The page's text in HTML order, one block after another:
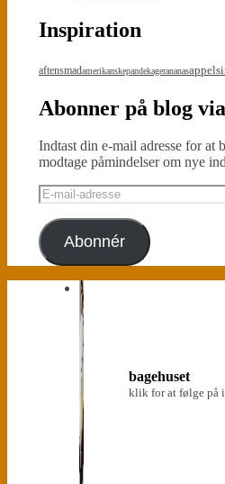
Inspiration
aftensmadamerikanskepandekagerananas
Abonner på blog
Indtast din e-mail adresse for at
modtage påmindelser om nye
E-
mail-
adresse
Abonnér
bagehuset
klik for at følge på